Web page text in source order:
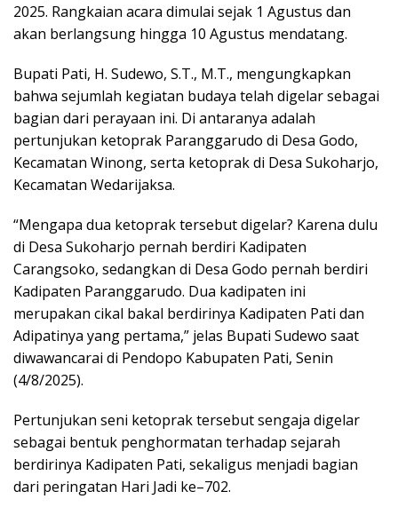
2025. Rangkaian acara dimulai sejak 1 Agustus dan
akan berlangsung hingga 10 Agustus mendatang.
Bupati Pati, H. Sudewo, S.T., M.T., mengungkapkan
bahwa sejumlah kegiatan budaya telah digelar sebagai
bagian dari perayaan ini. Di antaranya adalah
pertunjukan ketoprak Paranggarudo di Desa Godo,
Kecamatan Winong, serta ketoprak di Desa Sukoharjo,
Kecamatan Wedarijaksa.
“Mengapa dua ketoprak tersebut digelar? Karena dulu
di Desa Sukoharjo pernah berdiri Kadipaten
Carangsoko, sedangkan di Desa Godo pernah berdiri
Kadipaten Paranggarudo. Dua kadipaten ini
merupakan cikal bakal berdirinya Kadipaten Pati dan
Adipatinya yang pertama,” jelas Bupati Sudewo saat
diwawancarai di Pendopo Kabupaten Pati, Senin
(4/8/2025).
Pertunjukan seni ketoprak tersebut sengaja digelar
sebagai bentuk penghormatan terhadap sejarah
berdirinya Kadipaten Pati, sekaligus menjadi bagian
dari peringatan Hari Jadi ke–702.